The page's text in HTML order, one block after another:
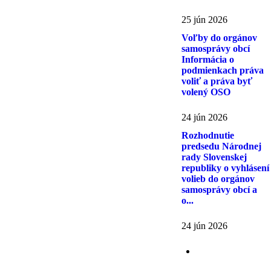
25 jún 2026
Voľby do orgánov
samosprávy obcí
Informácia o
podmienkach práva
voliť a práva byť
volený OSO
24 jún 2026
Rozhodnutie
predsedu Národnej
rady Slovenskej
republiky o vyhlásení
volieb do orgánov
samosprávy obcí a
o...
24 jún 2026